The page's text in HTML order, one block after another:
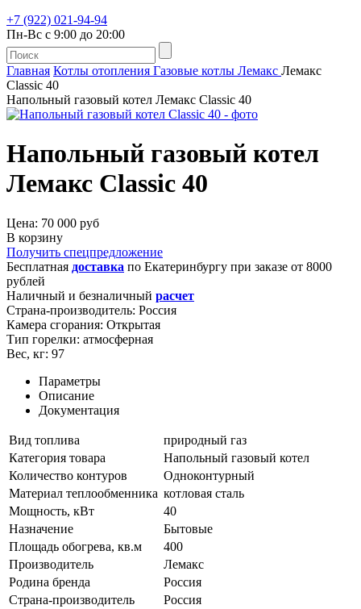
+7 (922) 021-94-94
Пн-Вс с 9:00 до 20:00
Главная Котлы отопления Газовые котлы Лемакс Лемакс
Classic 40
Напольный газовый котел Лемакс Classic 40
Напольный газовый котел
Лемакс Classic 40
Цена: 70 000 руб
В корзину
Получить спецпредложение
Бесплатная доставка по Екатеринбургу при заказе от 8000
рублей
Наличный и безналичный расчет
Страна-производитель: Россия
Камера сгорания: Открытая
Тип горелки: атмосферная
Вес, кг: 97
Параметры
Описание
Документация
Вид топлива
природный газ
Категория товара
Напольный газовый котел
Количество контуров
Одноконтурный
Материал теплообменника котловая сталь
Мощность, кВт
40
Назначение
Бытовые
Площадь обогрева, кв.м
400
Производитель
Лемакс
Родина бренда
Россия
Страна-производитель
Россия